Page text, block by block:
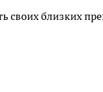
своих близких